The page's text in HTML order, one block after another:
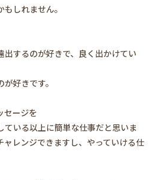
しれません。
するのが好きで、良く出かけてい
好きです。
セージを
ている以上に簡単な仕事だと思いま
レンジできますし、やっていける仕